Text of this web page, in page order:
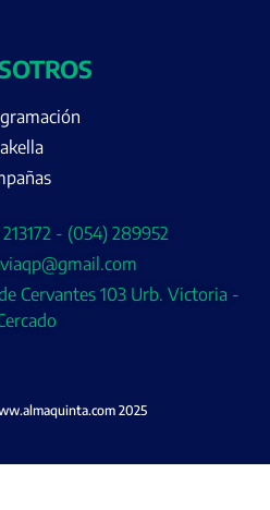
- (054) 289952
Cervantes 103 Urb. Victoria -
2025